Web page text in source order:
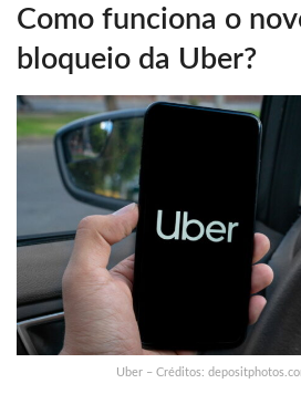
Como funciona o
bloqueio da Uber?
Uber – Créditos: